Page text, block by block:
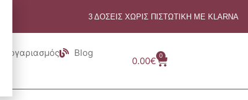
3 ΔΟΣΕΙΣ ΧΩΡΙΣ ΠΙΣΤΩΤΙΚΗ ΜΕ KLARNA
Λογαριασμός Blog
0.00€
0
Cart